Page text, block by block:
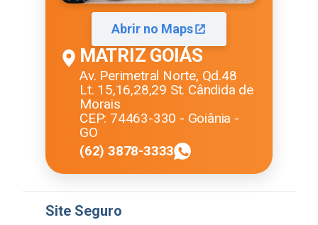
Abrir no Maps
MATRIZ GOIÁS
Av. Perimetral Norte, Qd.48
Lt. 15,16,28,29 St. Cândida de
Morais
CEP: 74463-330 - Goiânia -
GO
(62) 3878-3333
Site Seguro